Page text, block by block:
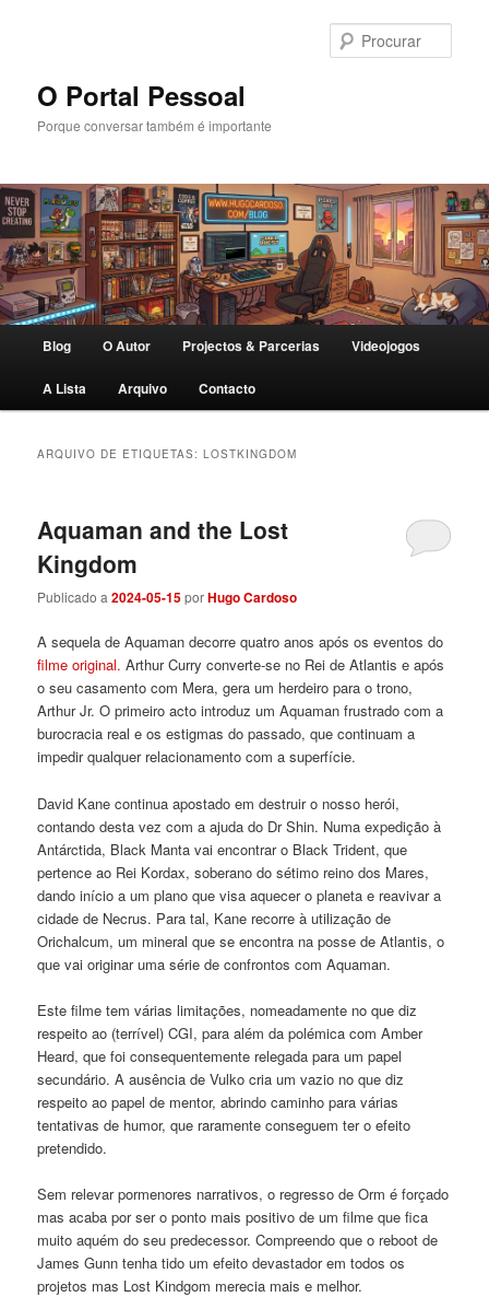
primário
secundárioO Portal Pessoal
Porque conversar também é importante
Blog O Autor Projectos & Parcerias Videojogos
A Lista Arquivo Contacto
ARQUIVO DE ETIQUETAS:LOSTKINGDOM
Aquaman and the Lost
Kingdom
Publicado a2024-05-15porHugo Cardoso
A sequela de Aquaman decorre quatro anos após os eventos do
filme original. Arthur Curry converte-se no Rei de Atlantis e após
o seu casamento com Mera, gera um herdeiro para o trono,
Arthur Jr. O primeiro acto introduz um Aquaman frustrado com a
burocracia real e os estigmas do passado, que continuam a
impedir qualquer relacionamento com a superfície.
David Kane continua apostado em destruir o nosso herói,
contando desta vez com a ajuda do Dr Shin. Numa expedição à
Antárctida, Black Manta vai encontrar o Black Trident, que
pertence ao Rei Kordax, soberano do sétimo reino dos Mares,
dando início a um plano que visa aquecer o planeta e reavivar a
cidade de Necrus. Para tal, Kane recorre à utilização de
Orichalcum, um mineral que se encontra na posse de Atlantis, o
que vai originar uma série de confrontos com Aquaman.
Este filme tem várias limitações, nomeadamente no que diz
respeito ao (terrível) CGI, para além da polémica com Amber
Heard, que foi consequentemente relegada para um papel
secundário. A ausência de Vulko cria um vazio no que diz
respeito ao papel de mentor, abrindo caminho para várias
tentativas de humor, que raramente conseguem ter o efeito
pretendido.
Sem relevar pormenores narrativos, o regresso de Orm é forçado
mas acaba por ser o ponto mais positivo de um filme que fica
muito aquém do seu predecessor. Compreendo que o reboot de
James Gunn tenha tido um efeito devastador em todos os
projetos mas Lost Kindgom merecia mais e melhor.